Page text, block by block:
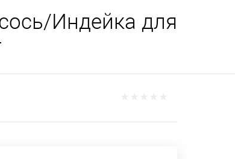
Индейка для